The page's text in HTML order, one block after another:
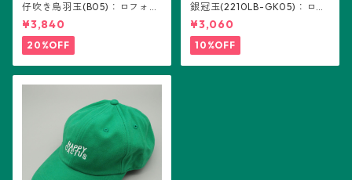
仔吹き烏羽玉(B05)：ロフォフ
ォラ属
¥3,840
20%OFF
銀冠玉(2210LB-GK05)：ロフ
ォフォラ属 ※実生
¥3,060
10%OFF